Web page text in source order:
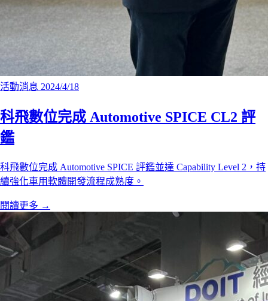
活動消息 2024/4/18
科飛數位完成 Automotive SPICE CL2 評
鑑
科飛數位完成 Automotive SPICE 評鑑並達 Capability Level 2，持
續強化車用軟體開發流程成熟度。
閱讀更多 →